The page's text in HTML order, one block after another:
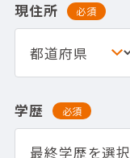
現住所 必須
学歴 必須